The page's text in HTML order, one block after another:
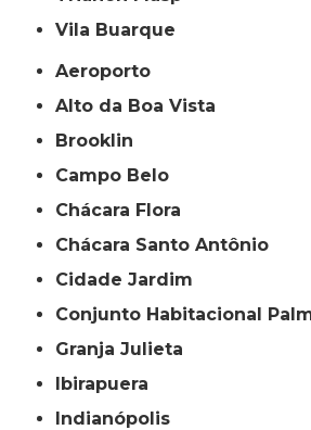
Vila Buarque
Aeroporto
Alto da Boa Vista
Brooklin
Campo Belo
Chácara Flora
Chácara Santo Antônio
Cidade Jardim
Conjunto Habitacional
Granja Julieta
Ibirapuera
Indianópolis